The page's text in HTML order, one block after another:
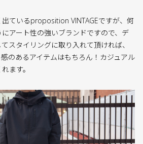
ているproposition VINTAGEですが、何
アート性の強いブランドですので、デ
スタイリングに取り入れて頂ければ、
のあるアイテムはもちろん！カジュアル
ます。